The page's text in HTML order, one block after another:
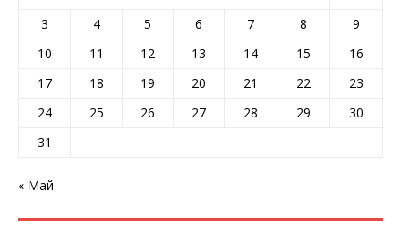
3
4 5 6 7 8
9
10
11 12 13 14 15
16
17
18 19 20 21 22
23
24
25 26 27 28 29
30
31
« Май